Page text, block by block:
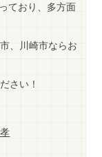
ており、多方面
、川崎市ならお
さい！